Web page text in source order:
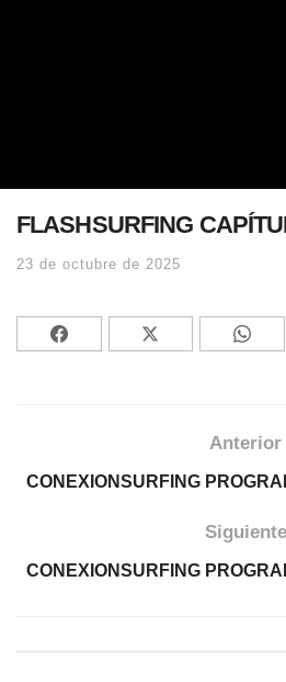
FLASHSURFING
23 de octubre de 2025
Anterior
CONEXIONSURFING
Siguiente
CONEXIONSURFING